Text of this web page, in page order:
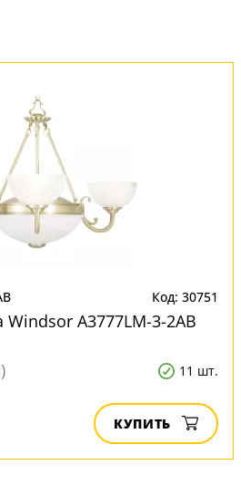
Код: 30751
A3777LM-3-2AB
11 шт.
КУПИТЬ